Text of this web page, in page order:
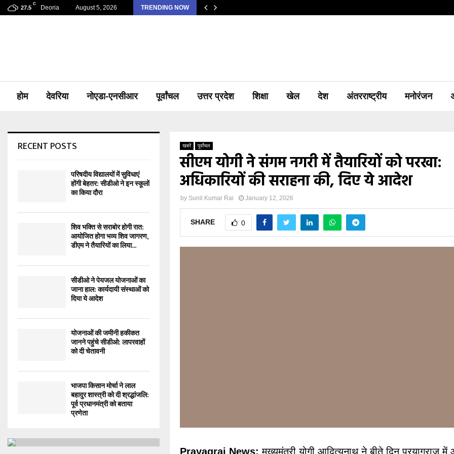
27.5
C
Deoria August 5, 2026 TRENDING NOW
होम देवरिया नोएडा-एनसीआर पूर्वांचल उत्तर प्रदेश शिक्षा खेल देश अंतरराष्ट्रीय मनोरंजन
खबरें पूर्वांचल
सीएम योगी ने संगम नगरी में तैयारियों को परखा:
अधिकारियों की सराहना की, दिए ये आदेश
by Sunil Kumar Rai January 12, 2026
SHARE 0
Prayagraj News:मुख्यमंत्री योगी आदित्यनाथ ने बीते दिन प्रयागराज
RECENT POSTS
परिषदीय विद्यालयों में सुविधाएं
होंगी बेहतर: सीडीओ ने इन स्कूलों
का किया दौरा
शिव भक्ति से सराबोर होगी रात:
आयोजित होगा भव्य शिव जागरण,
डीएम ने तैयारियों का लिया...
सीडीओ ने पेयजल योजनाओं का
जाना हाल: कार्यदायी संस्थाओं को
दिया ये आदेश
योजनाओं की जमीनी हकीकत
जानने पहुंचे सीडीओ: लापरवाहों
को दी चेतावनी
भाजपा किसान मोर्चा ने लाल
बहादुर शास्त्री को दी श्रद्धांजलि:
पूर्व प्रधानमंत्री को बताया
प्रणेता